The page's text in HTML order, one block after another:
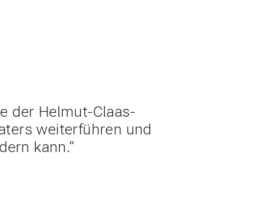
der Helmut-Claas-
weiterführen und
kann.“